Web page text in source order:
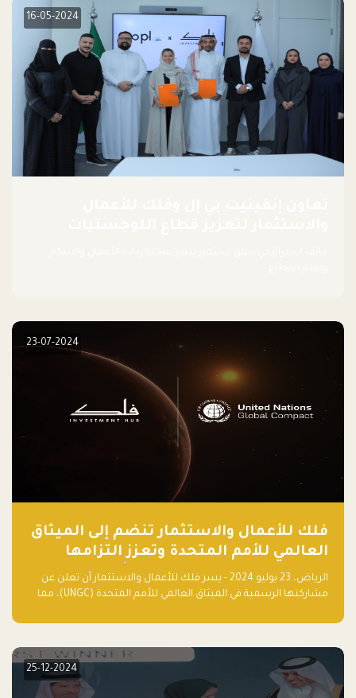
والترفيه التعليمي
16-05-2024
23-07-2024
فلك للأعمال والاستثمار تنضم إلى الميثاق
العالمي للأمم المتحدة وتعزز التزامها
بالاستدامة مع مسرعة فلاقشِب: تقنيات
المناخ
الرياض، 23 يوليو 2024 - يسر فلك للأعمال والاستثمار أن تعلن عن
مشاركتها الرسمية في الميثاق العالمي للأمم المتحدة (UNGC)، مما
25-12-2024